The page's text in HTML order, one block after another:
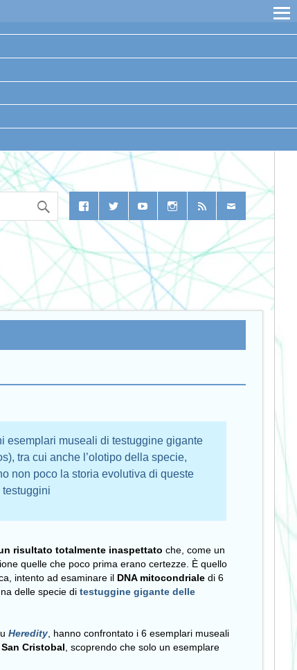
esemplari museali di testuggine gigante
tra cui anche l’olotipo della specie,
non poco la storia evolutiva di queste
risultato totalmente inaspettato che, come un
quelle che poco prima erano certezze. È quello
intento ad esaminare il DNA mitocondriale di 6
delle specie ditestuggine gigante delle
Heredity , hanno confrontato i 6 esemplari museali
Cristobal , scoprendo che solo un esemplare